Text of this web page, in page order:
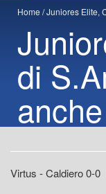
Home Juniores Elite,
di
Virtus - Caldiero 0-0